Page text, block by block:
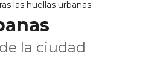
las huellas urbanas
la ciudad